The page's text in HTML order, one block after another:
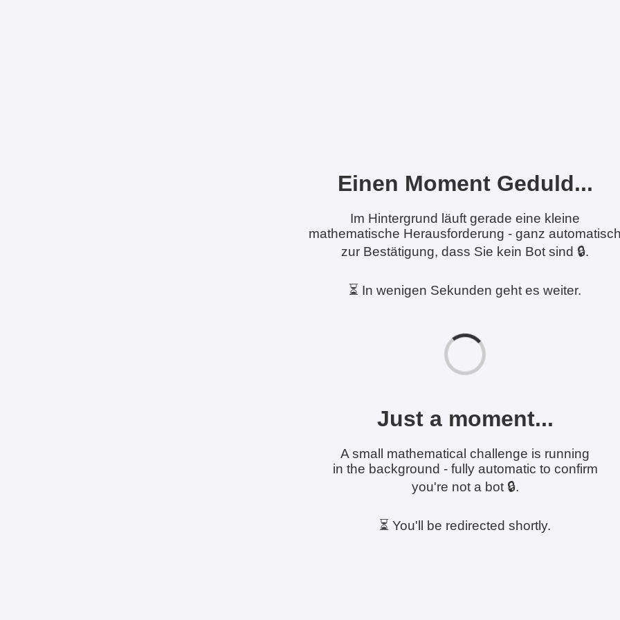
Einen Moment Geduld...
Im Hintergrund läuft gerade eine kleine
mathematische Herausforderung - ganz
zur Bestätigung, dass Sie kein Bot sind 🔒.
⏳ In wenigen Sekunden geht es weiter.
Just a moment...
A small mathematical challenge is running
in the background - fully automatic to confirm
you're not a bot 🔒.
⏳ You'll be redirected shortly.